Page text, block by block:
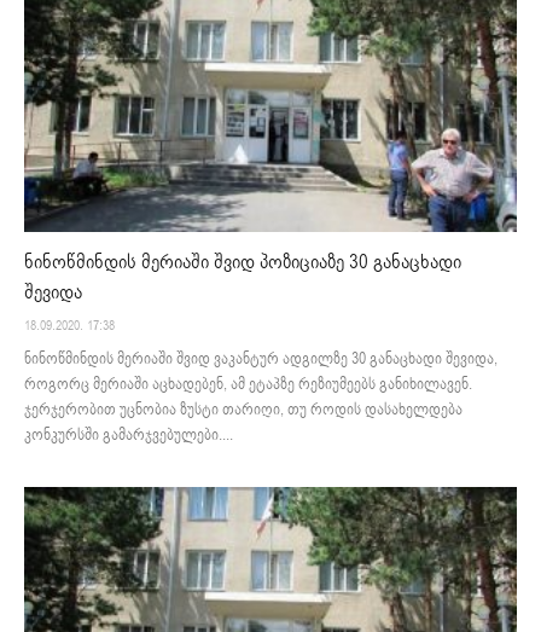
ნინოწმინდის მერიაში შვიდ პოზიციაზე 30 განაცხადი
შევიდა
18.09.2020. 17:38
ნინოწმინდის მერიაში შვიდ ვაკანტურ ადგილზე 30 განაცხადი შევიდა,
როგორც მერიაში აცხადებენ, ამ ეტაპზე რეზიუმეებს განიხილავენ.
ჯერჯერობით უცნობია ზუსტი თარიღი, თუ როდის დასახელდება
კონკურსში გამარჯვებულები....